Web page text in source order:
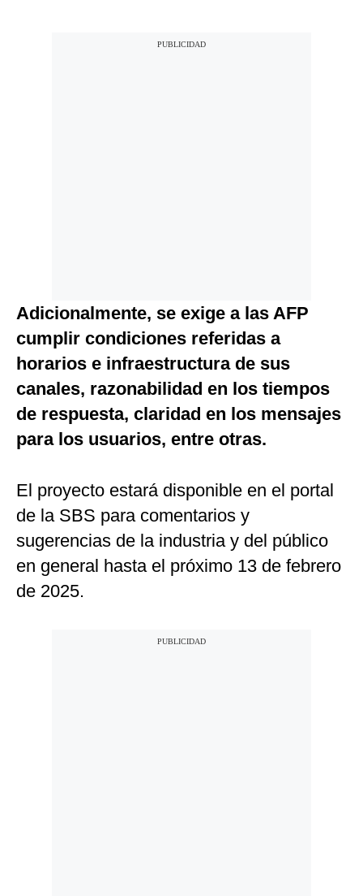
Adicionalmente, se exige a las AFP
cumplir condiciones referidas a
horarios e infraestructura de sus
canales, razonabilidad en los tiempos
de respuesta, claridad en los mensajes
para los usuarios, entre otras.
El proyecto estará disponible en el portal
de la SBS para comentarios y
sugerencias de la industria y del público
en general hasta el próximo 13 de febrero
de 2025.